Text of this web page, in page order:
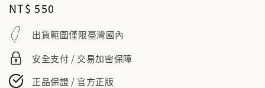
Regular
price
NT$ 550
出貨範圍僅限臺灣國內
安全支付 / 交易加密保障
正品保證 / 官方正版